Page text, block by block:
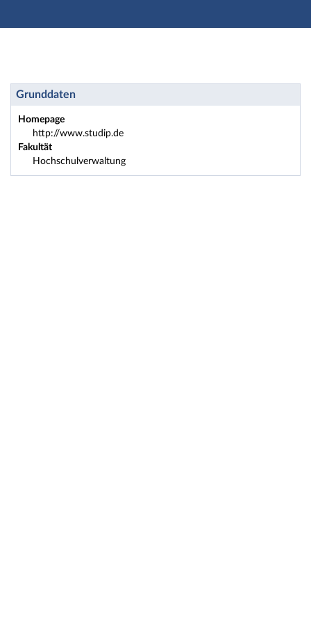
Hauptnavigation
Fußzeile
Einrichtung: Lern- und Sprachenzentrum - Kurzinfo
Grunddaten
Homepage
http://www.studip.de
Fakultät
Hochschulverwaltung